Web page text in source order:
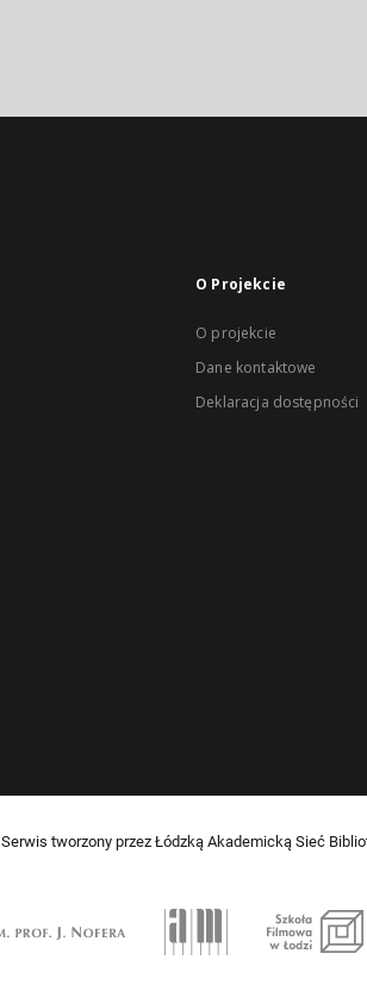
O Projekcie
O projekcie
Dane kontaktowe
Deklaracja dostępności
Serwis tworzony przez Łódzką Akademicką Sieć